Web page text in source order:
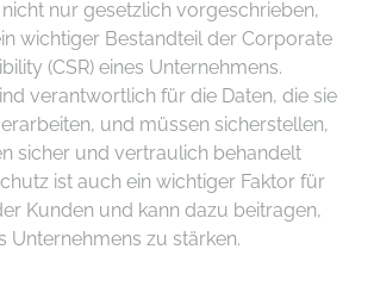
nur gesetzlich vorgeschrieben,
wichtiger Bestandteil der Corporate
(CSR) eines Unternehmens.
verantwortlich für die Daten, die sie
und müssen sicherstellen,
sicher und vertraulich behandelt
ist auch ein wichtiger Faktor für
Kunden und kann dazu beitragen,
Unternehmens zu stärken.